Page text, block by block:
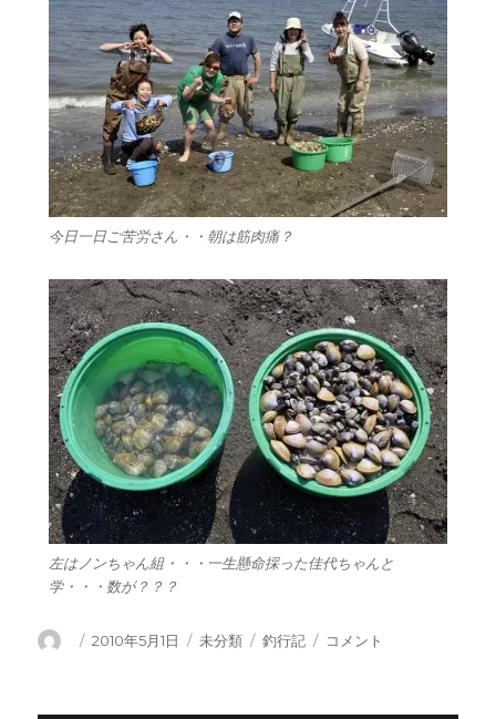
今日一日ご苦労さん・・朝は筋肉痛？
左はノンちゃん組・・・一生懸命採った佳代ちゃんと
学・・・数が？？？
投 投
2010年5月1日
カ
未分類
タ
釣行記
羽
コメント